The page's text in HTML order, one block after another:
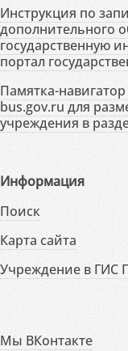
Инструкция по
дополнительного
государственную
портал
Памятка-
bus.gov.ru для
учреждения в
Информация
Поиск
Карта сайта
Учреждение в ГИС
Мы ВКонтакте